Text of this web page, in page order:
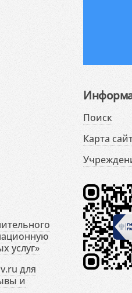
услуг»
для
и
Поиск
Карта